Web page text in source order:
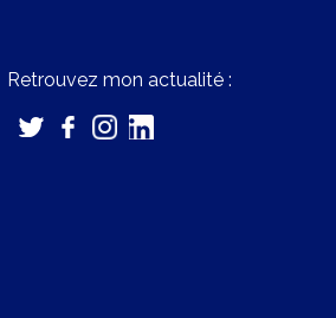
Retrouvez mon actualité :